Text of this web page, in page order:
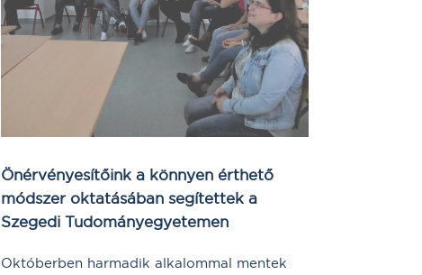
Önérvényesítőink a könnyen érthető
módszer oktatásában segítettek a
Szegedi Tudományegyetemen
Októberben harmadik alkalommal mentek